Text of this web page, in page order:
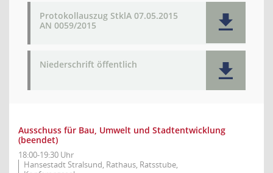
Protokollauszug StklA 07.05.2015
AN 0059/2015
Niederschrift öffentlich
Ausschuss für Bau, Umwelt und Stadtentwicklung
(beendet)
18:00-19:30 Uhr
Hansestadt Stralsund, Rathaus, Ratsstube,